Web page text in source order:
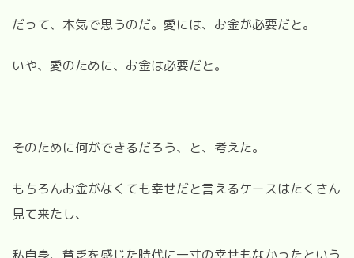
だって、本気で思うのだ。愛には、お金が必要だと。
いや、愛のために、お金は必要だと。
そのために何ができるだろう、と、考えた。
もちろんお金がなくても幸せだと言えるケースはたくさん
見て来たし、
私自身、貧乏を感じた時代に一寸の幸せもなかったという